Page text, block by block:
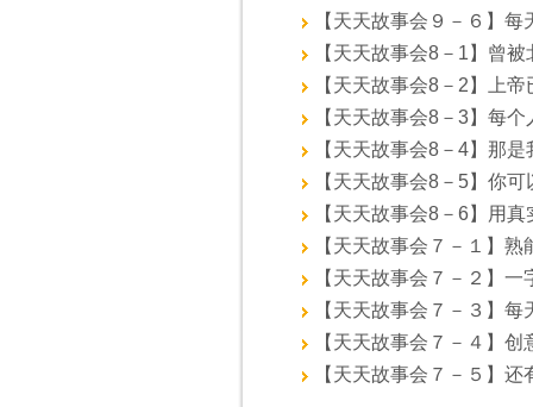
【天天故事会９－６】
【天天故事会8－1】曾
【天天故事会8－2】上
【天天故事会8－3】每
【天天故事会8－4】那
【天天故事会8－5】你
【天天故事会8－6】用
【天天故事会７－１】
【天天故事会７－２】
【天天故事会７－３】
【天天故事会７－４】
【天天故事会７－５】